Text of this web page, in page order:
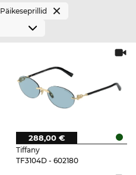
Päikeseprillid
Tiffany
TF3104D - 602180
288,00 €